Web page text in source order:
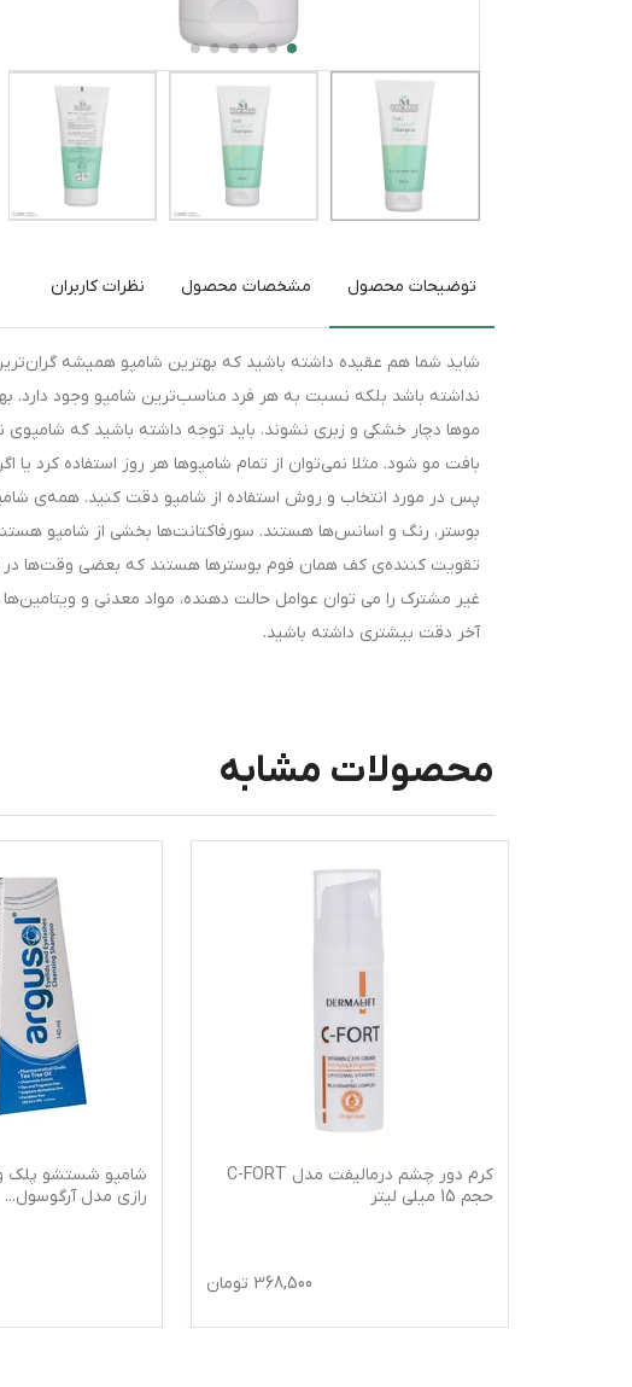
توضیحات محصول مشخصات محصول نظرات کاربران
شاید شما هم عقیده داشته باشید که بهترین شامپو همیشه
نداشته باشد بلکه نسبت به هر فرد مناسب‌ترین شامپو وجود دارد.
موها دچار خشکی و زبری نشوند. باید توجه داشته باشید که
بافت مو شود. مثلا نمی‌توان از تمام شامپوها هر روز استفاده کرد
پس در مورد انتخاب و روش استفاده از شامپو دقت کنید. همه‌ی
بوستر، رنگ و اسانس‌ها هستند. سورفاکتانت‌ها بخشی از شامپو
تقویت کننده‌ی کف همان فوم بوسترها هستند که بعضی وقت‌ها
غیر مشترک را می توان عوامل حالت دهنده، مواد معدنی و
آخر دقت بیشتری داشته باشید.
محصولات مشابه
کرم دور چشم درمالیفت مدل C-FORT
حجم 15 میلی لیتر
368,500 تومان
شامپو شستشو پلک و
رازی مدل آرگوسول...